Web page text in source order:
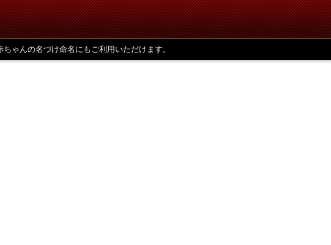
ゃんの名づけ命名にもご利用いただけます。